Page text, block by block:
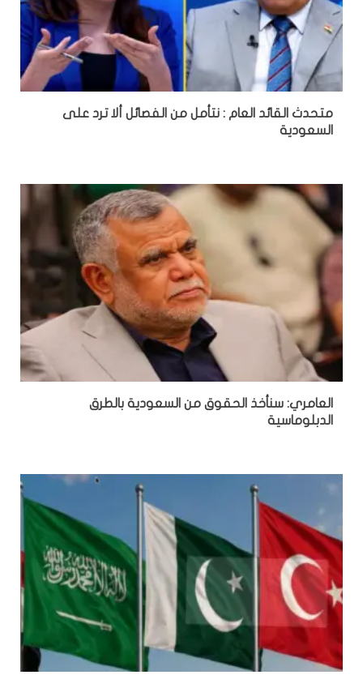
متحدث القائد العام : نتأمل من الفصائل ألا ترد على
السعودية
العامري: سنأخذ الحقوق من السعودية بالطرق
الدبلوماسية